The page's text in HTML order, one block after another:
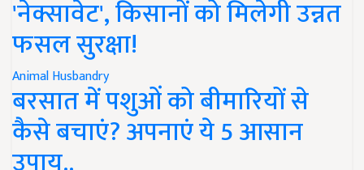
'नेक्सावेट', किसानों को मिलेगी उन्नत
फसल सुरक्षा!
Animal Husbandry
बरसात में पशुओं को बीमारियों से
कैसे बचाएं? अपनाएं ये 5 आसान